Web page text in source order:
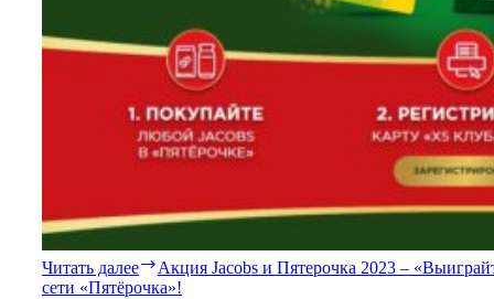
Читать далее
Акция Jacobs и Пятерочка 2023 –
сети «Пятёрочка»!